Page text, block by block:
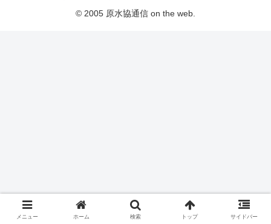
© 2005 原水協通信 on the web.
メニュー ホーム 検索 トップ サイドバー